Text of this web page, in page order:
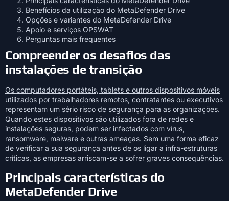
Benefícios da utilização do MetaDefender Drive
Opções e variantes do MetaDefender Drive
Apoio e serviços OPSWAT
Perguntas mais frequentes
Compreender os desafios das
instalações de transição
Os computadores portáteis, tablets e outros dispositivos móveis
utilizados por trabalhadores remotos, contratantes ou executivos
representam um sério risco de segurança para as organizações.
Quando estes dispositivos são utilizados fora de redes e
instalações seguras, podem ser infectados com vírus,
ransomware, malware e outras ameaças. Sem uma forma eficaz
de verificar a sua segurança antes de os ligar a infra-estruturas
críticas, as empresas arriscam-se a sofrer graves consequências.
Principais características do
MetaDefender Drive